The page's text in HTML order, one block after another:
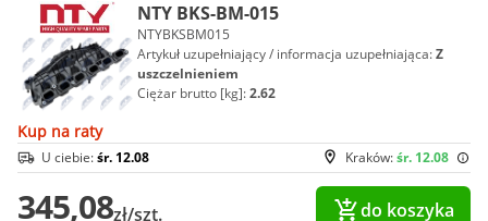
NTY BKS-BM-015
NTYBKSBM015
Artykuł uzupełniający / informacja uzupełniająca:Z
uszczelnieniem
Ciężar brutto [kg]:2.62
Kup na raty
Kraków:śr. 12.08
U ciebie:śr. 12.08
345,08zł/szt. do koszyka